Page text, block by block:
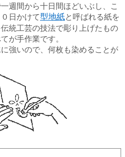
週間から十日間ほどいぶし、こ
日かけて型地紙と呼ばれる紙を
統工芸の技法で彫り上げたもの
が手作業です。
強いので、何枚も染めることが